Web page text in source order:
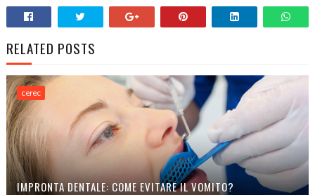
RELATED POSTS
cerec
IMPRONTA DENTALE: COME EVITARE IL VOMITO?